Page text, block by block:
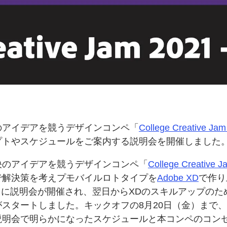
アイデアを競う デザインコンペ「 College Creative
やスケジュールを ご案内する説明会を 開催しました
のアイデアを競う デザインコンペ「 College Creative
解決策を考え プモバイルロトタイプをAdobe XDで作
説明会が開催され、 翌日からXDのスキルアップのた
スタートしました。 キックオフの8月20日（金）まで、
明会で明らかになったスケジュールと 本コンペのコン